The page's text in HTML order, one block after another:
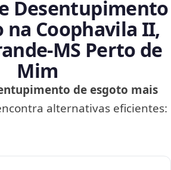
Desentupimento
na Coophavila II,
Perto de
Mim
de esgoto mais
alternativas eficientes: